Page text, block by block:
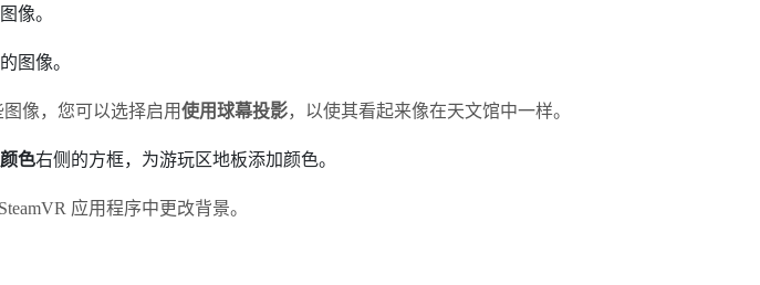
像。
图像。
像，您可以选择启用使用球幕投影，以使其看起来像在天文馆中一样。
色右侧的方框，为游玩区地板添加颜色。
SteamVR 应用程序中更改背景。